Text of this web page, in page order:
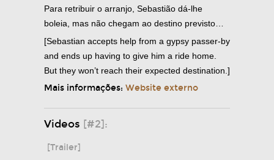
Para retribuir o arranjo, Sebastião dá-lhe
boleia, mas não chegam ao destino previsto…
[Sebastian accepts help from a gypsy passer-by
and ends up having to give him a ride home.
But they won’t reach their expected destination.]
Mais informações: Website externo
Videos [#2]:
[Trailer]